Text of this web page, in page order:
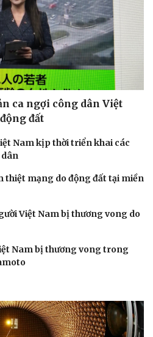
ca ngợi công dân Việt
đất
Nam kịp thời triển khai các
dân
thiệt mạng do động đất tại miền
Việt Nam bị thương vong do
Nam bị thương vong trong